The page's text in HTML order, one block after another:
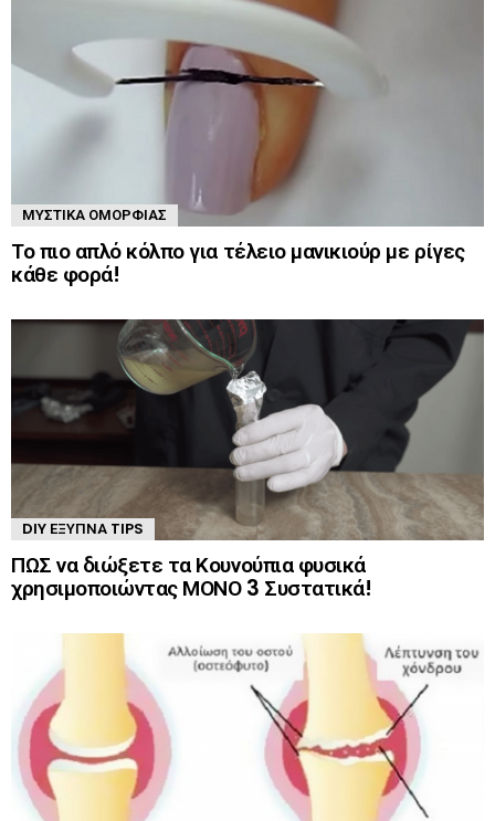
ΜΥΣΤΙΚΆ ΟΜΟΡΦΙΆΣ
Το πιο απλό κόλπο για τέλειο μανικιούρ με ρίγες
κάθε φορά!
DIY ΈΞΥΠΝΑ TIPS
ΠΩΣ να διώξετε τα Κουνούπια φυσικά
χρησιμοποιώντας ΜΟΝΟ 3 Συστατικά!